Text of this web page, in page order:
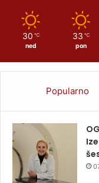
30 ℃
ned
33 ℃
pon
Popularno